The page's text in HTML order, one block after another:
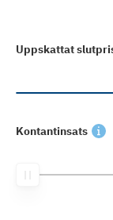
Uppskattat
Kontantinsats